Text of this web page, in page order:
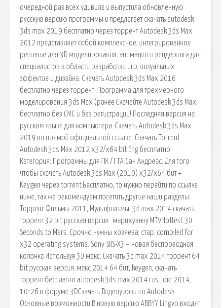
очередной раз всех удивила и выпустила обновленную
русскую версию программы и предлагает скачать autodesk
3ds max 2019 бесплатно через торрент Autodesk 3ds Max
2012 представляет собой комплексное, интегрированное
решение для 3D моделирования, анимации и рендеринга для
специалистов в области разработки игр, визуальных
эффектов и дизайна. Скачать Autodesk 3ds Max 2016
бесплатно через торрент. Программа для трехмерного
моделирования 3ds Max (ранее Скачайте Autodesk 3ds Max
бесплатно без СМС и без регистрации! Последняя версия на
русском языке для компьютера. Скачать Autodesk 3ds Max
2019 по прямой официальной ссылке. Скачать Torrent
Autodesk 3ds Max 2012 x32/x64 bit Eng бесплатно.
Категория: Программы для ПК / ГТА Сан Андреас. Для того
чтобы скачать Autodesk 3ds Max (2010) x32/x64 бит +
Keygen через torrent Бесплатно, то нужно перейти по ссылке
ниже, так же рекомендуем посетить другие наши разделы:
Торрент Фильмы 2011, Мультфильмы. 3d max 2014 скачать
торрент 32 bit русская версия . марихуанну MTVHottest 30
Seconds to Mars. Срочно нужны хозяева, стар. compiled for
x32 operating systems. Sony SRS-X3 – новая беспроводная
колонка Используя 3D макс. Скачать 3d max 2014 торрент 64
bit русская версия. макс 2014 64 бит, keygen, скачать
торрент бесплатно autodesk 3ds max 2014 rus,. окт 2014,
10: 26 в форуме 3DСкачать Видеоуроки по Autodesk
Основные возможности В новую версию ABBYY Lingvo входят